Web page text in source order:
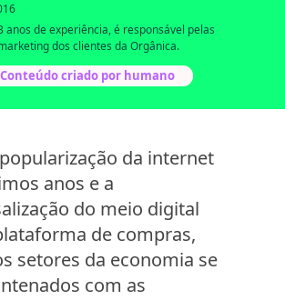
anos de experiência, é responsável pelas
dos clientes da Orgânica.
criado por humano
da internet
anos e a
do meio digital
de compras,
setores da economia se
com as